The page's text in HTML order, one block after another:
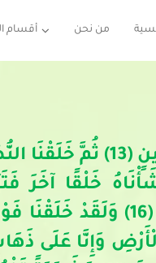
من نحن أقسام
ولَقَدْ خَلَقْنَا الْإِنْسَانَ مِنْ سُلَالَةٍ مِنْ طِينٍ (12) ثُمَّ
خَلْقًا آخَرَ
الْخَالِقِينَ (14) ثُمَّ إِنَّكُمْ بَعْدَ ذَلِكَ لَمَيِّتُونَ (15) ثُمَّ